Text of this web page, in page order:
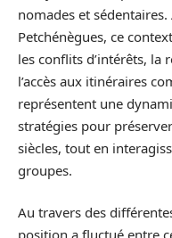
nomades et sédentaires.
Petchénègues, ce
les conflits d’intérêts, la
l’accès aux itinéraires
représentent une
stratégies pour
siècles, tout en
groupes.
Au travers des
position a fluctué entre